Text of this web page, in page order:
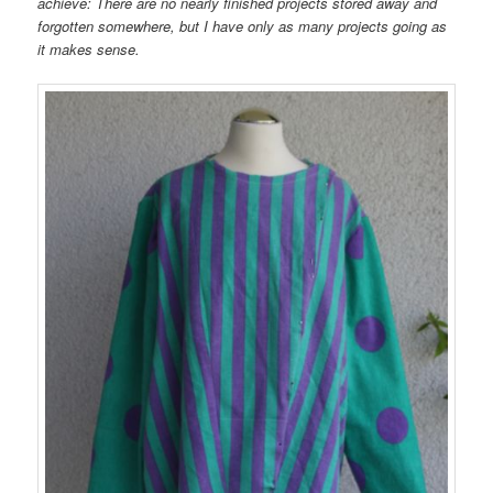
forgotten somewhere, but I have only as many projects going as
it makes sense.